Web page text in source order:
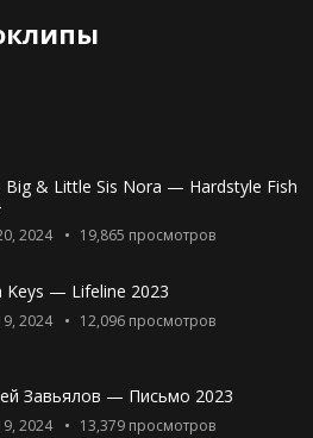
Big & Little Sis Nora — Hardstyle Fish
2024 19,865 просмотров
Keys — Lifeline 2023
2024 12,096просмотров
Завьялов — Письмо 2023
2024 13,379просмотров